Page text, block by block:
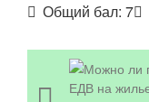
Общий бал: 7